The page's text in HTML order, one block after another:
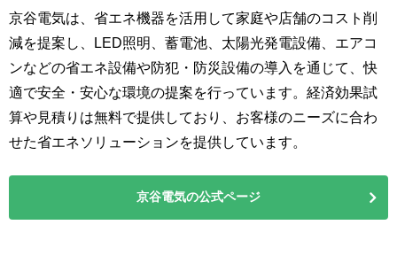
京谷電気は、省エネ機器を活用して家庭や店舗のコスト削
減を提案し、LED照明、蓄電池、太陽光発電設備、エアコ
ンなどの省エネ設備や防犯・防災設備の導入を通じて、快
適で安全・安心な環境の提案を行っています。経済効果試
算や見積りは無料で提供しており、お客様のニーズに合わ
せた省エネソリューションを提供しています。
京谷電気の公式ページ